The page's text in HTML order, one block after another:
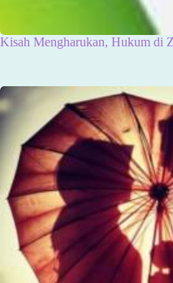
Kisah Mengharukan, Hukum di